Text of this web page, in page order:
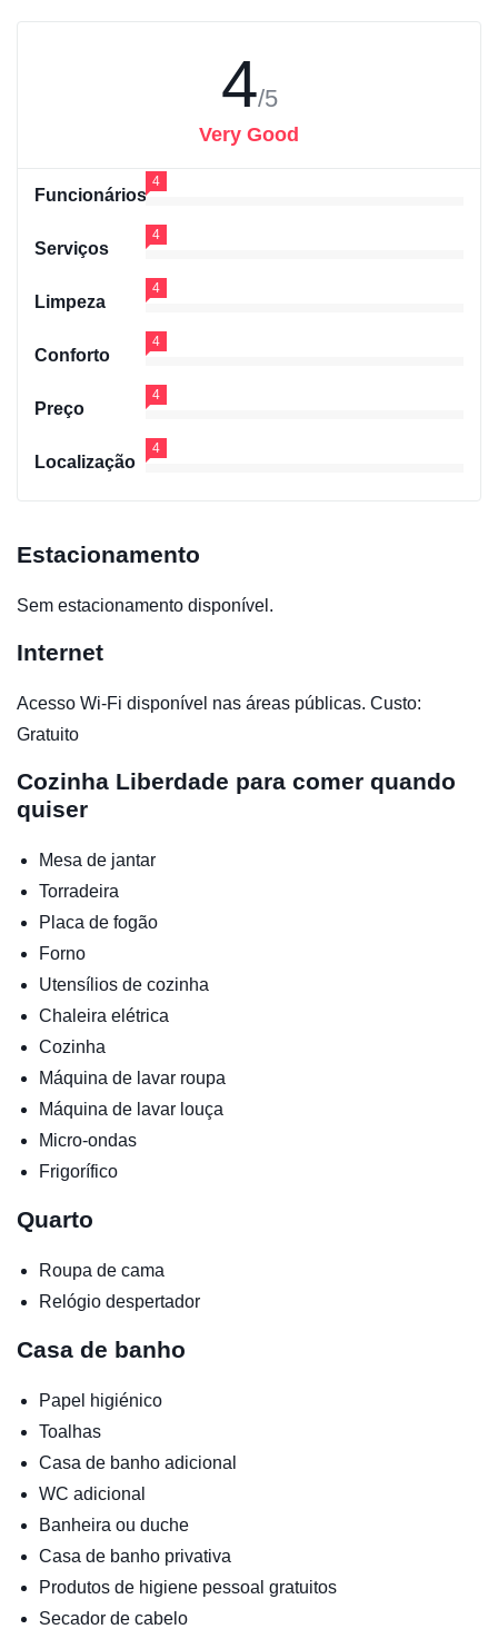
4/5
Very Good
Funcionários
4
Serviços
4
Limpeza
4
Conforto
4
Preço
4
Localização
4
Estacionamento
Sem estacionamento disponível.
Internet
Acesso Wi-Fi disponível nas áreas públicas. Custo:
Gratuito
Cozinha Liberdade para comer quando
quiser
Mesa de jantar
Torradeira
Placa de fogão
Forno
Utensílios de cozinha
Chaleira elétrica
Cozinha
Máquina de lavar roupa
Máquina de lavar louça
Micro-ondas
Frigorífico
Quarto
Roupa de cama
Relógio despertador
Casa de banho
Papel higiénico
Toalhas
Casa de banho adicional
WC adicional
Banheira ou duche
Casa de banho privativa
Produtos de higiene pessoal gratuitos
Secador de cabelo